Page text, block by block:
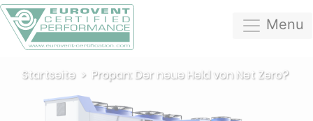
Menu
Startseite Propan: Der neue Held von Net Zero?